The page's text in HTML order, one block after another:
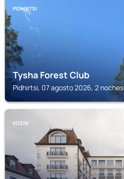
PIDHIRTSI
Tysha Forest Club
Pidhirtsi, 07 agosto 2026, 2 noches
KOZIN